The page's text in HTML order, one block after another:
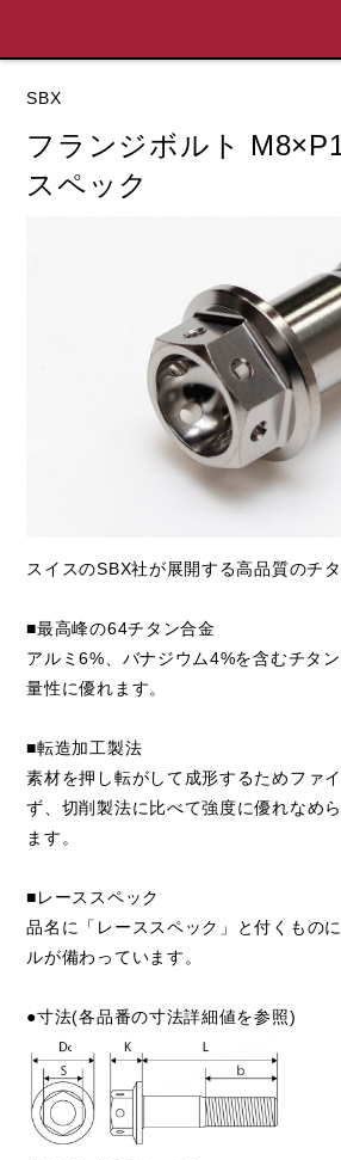
データを準備し
閉じる
SBX
フランジボルト
スペック
スイスのSBX社が展開する高品質のチタ
■最高峰の64チタン合金
アルミ6%、バナジウム4%を含むチタ
量性に優れます。
■転造加工製法
素材を押し転がして成形するためファ
ず、切削製法に比べて強度に優れなめ
ます。
■レーススペック
品名に「レーススペック」と付くもの
ルが備わっています。
●寸法(各品番の寸法詳細値を参照)